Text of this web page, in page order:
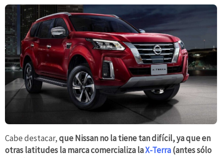
Cabe destacar,que Nissan no la tiene tan difícil, ya que en
otras latitudes la marca comercializa laX-Terra(antes sólo